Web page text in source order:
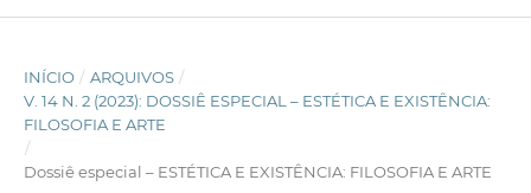
INÍCIO / ARQUIVOS /
V. 14 N. 2 (2023): DOSSIÊ ESPECIAL – ESTÉTICA E EXISTÊNCIA:
FILOSOFIA E ARTE
/
Dossiê especial – ESTÉTICA E EXISTÊNCIA: FILOSOFIA E ARTE